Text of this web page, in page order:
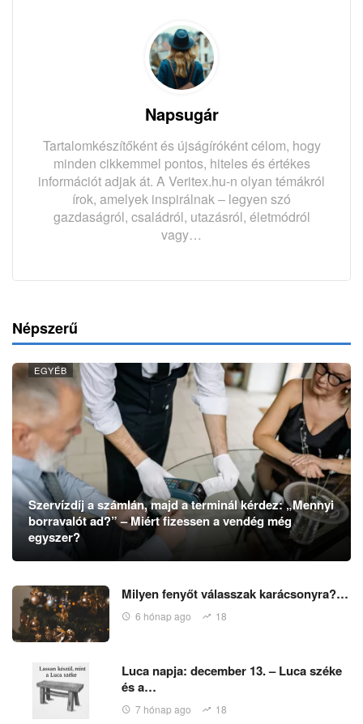
Napsugár
Tartalomkészítőként és újságíróként célom, hogy
minden cikkemmel pontos, hiteles és értékes
információt adjak át. A Veritex.hu-n olyan témákról
írok, amelyek inspirálnak – legyen szó
gazdaságról, családról, utazásról, életmódról
vagy…
Népszerű
EGYÉB
Szervízdíj a számlán, majd a terminál kérdez: „Mennyi
borravalót ad?” – Miért fizessen a vendég még
egyszer?
Milyen fenyőt válasszak karácsonyra?…
6 hónap ago 18
Luca napja: december 13. – Luca széke
és a…
7 hónap ago 18